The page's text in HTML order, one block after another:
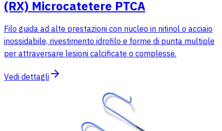
(RX) Microcatetere PTCA
Filo guida ad alte prestazioni con nucleo in nitinol o acciaio
inossidabile, rivestimento idrofilo e forme di punta multiple
per attraversare lesioni calcificate o complesse.
Vedi dettagli